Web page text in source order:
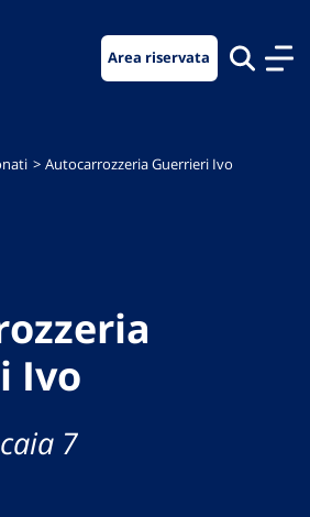
Area riservata
Autocarrozzeria Guerrieri Ivo
Ivo
7